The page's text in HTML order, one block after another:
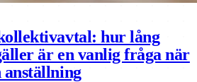
hur lång
är en vanlig fråga när
anställning